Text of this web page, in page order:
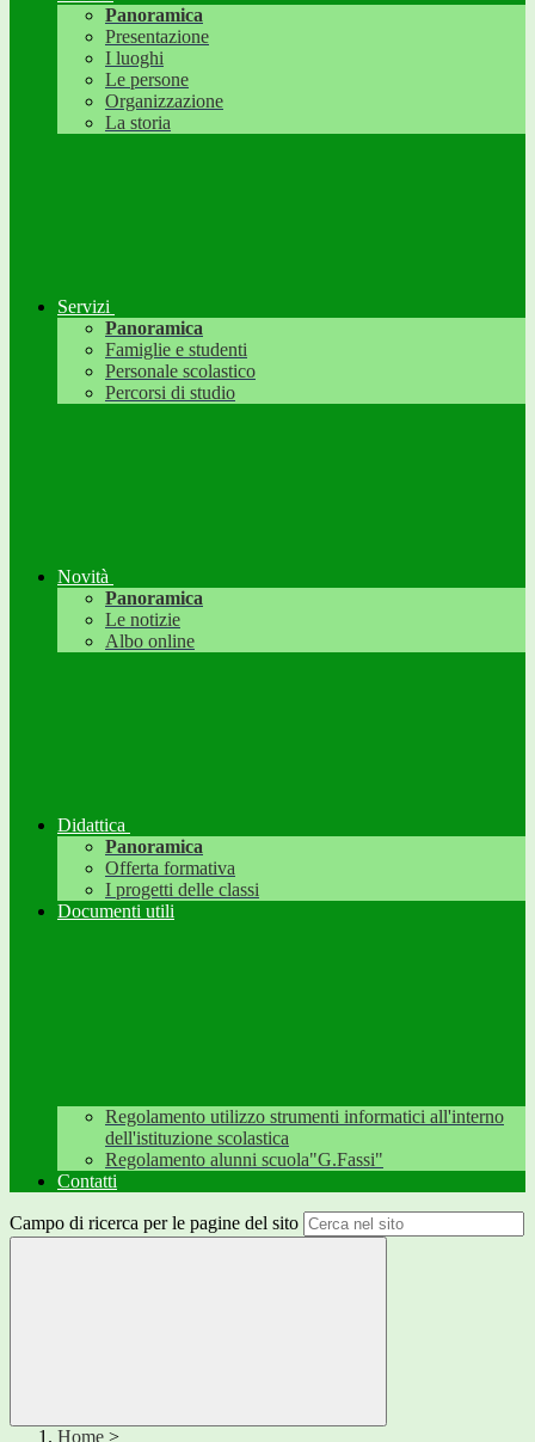
Panoramica
Presentazione
I luoghi
Le persone
Organizzazione
La storia
Servizi
Panoramica
Famiglie e studenti
Personale scolastico
Percorsi di studio
Novità
Panoramica
Le notizie
Albo online
Didattica
Panoramica
Offerta formativa
I progetti delle classi
Documenti utili
Regolamento utilizzo strumenti informatici all'interno
dell'istituzione scolastica
Regolamento alunni scuola"G.Fassi"
Contatti
Campo di ricerca per le pagine del sito
Home >